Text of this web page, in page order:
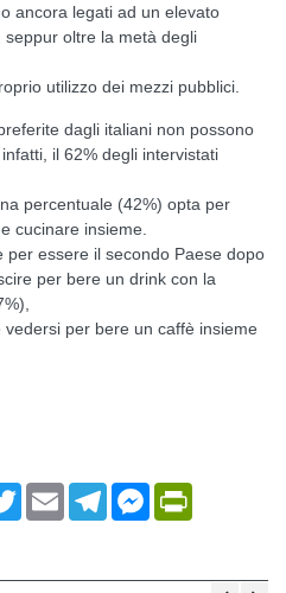
ancora legati ad un elevato
seppur oltre la metà degli
utilizzo dei mezzi pubblici.
dagli italiani non possono
il 62% degli intervistati
percentuale (42%) opta per
cucinare insieme.
per essere il secondo Paese dopo
per bere un drink con la
per bere un caffè insieme
TwitterEmail TelegramMessenger